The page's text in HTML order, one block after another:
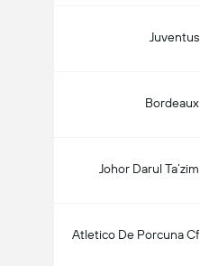
Juventus
Bordeaux
Johor Darul Ta’zim
Atletico De Porcuna Cf